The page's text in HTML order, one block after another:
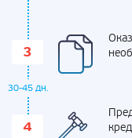
30-45 дн.